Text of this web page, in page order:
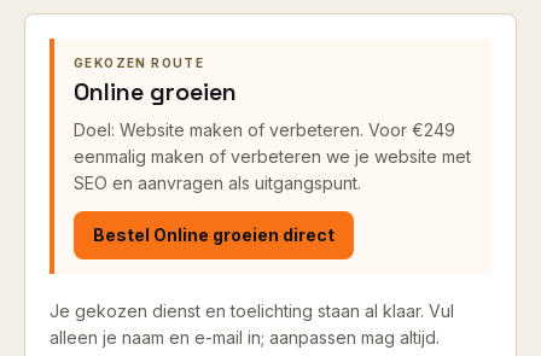
GEKOZEN ROUTE
Online groeien
Doel: Website maken of verbeteren. Voor €249
eenmalig maken of verbeteren we je website met
SEO en aanvragen als uitgangspunt.
Bestel Online groeien direct
Je gekozen dienst en toelichting staan al klaar. Vul
alleen je naam en e-mail in; aanpassen mag altijd.